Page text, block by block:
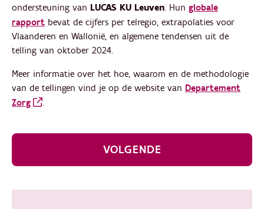
ondersteuning van LUCAS KU Leuven. Hun globale
rapport bevat de cijfers per telregio, extrapolaties voor
Vlaanderen en Wallonië, en algemene tendensen uit de
telling van oktober 2024.
Meer informatie over het hoe, waarom en de methodologie
van de tellingen vind je op de website van Departement
Zorg
.
VOLGENDE